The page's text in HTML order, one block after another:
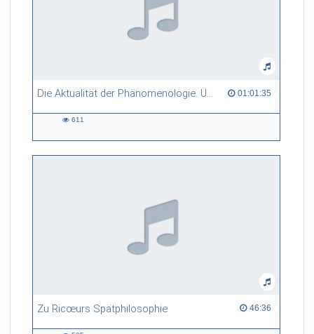
Die Aktualität der Phänomenologie. Überlegungen zur De-Naturalisierung und De-Mentalisierung der transzendentalen Subjektivität 01:01:35
01:01:35 duration
611
Zu Ricœurs Spätphilosophie 46:36
46:36 duration